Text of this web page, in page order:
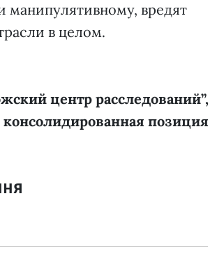
манипулятивному, вредят
в целом.
центр расследований”,
консолидированная позиция